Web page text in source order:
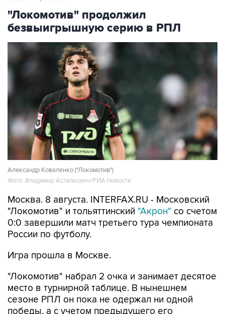
"Локомотив" продолжил
безвыигрышную серию в РПЛ
Александр Коваленко ("Локомотив")
Фото: Владимир Астапкович/РИА Новости
Москва. 8 августа. INTERFAX.RU - Московский
"Локомотив" и тольяттинский "Акрон" со счетом
0:0 завершили матч третьего тура чемпионата
России по футболу.
Игра прошла в Москве.
"Локомотив" набрал 2 очка и занимает десятое
место в турнирной таблице. В нынешнем
сезоне РПЛ он пока не одержал ни одной
победы, а с учетом предыдущего его